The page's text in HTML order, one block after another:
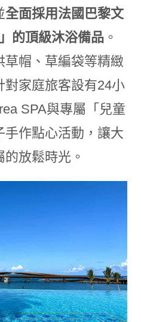
全面採用法國巴黎文
的頂級沐浴備品。
草帽、草編袋等精緻
對家庭旅客設有24小
SPA與專屬「兒童
作點心活動，讓大
放鬆時光。